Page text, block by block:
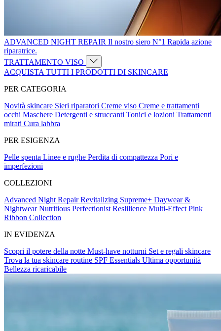
ADVANCED NIGHT REPAIR Il nostro siero N°1 Rapida azione
riparatrice.
TRATTAMENTO VISO
ACQUISTA TUTTI I PRODOTTI DI SKINCARE
PER CATEGORIA
Novità skincare Sieri riparatori Creme viso Creme e trattamenti
occhi Maschere Detergenti e struccanti Tonici e lozioni Trattamenti
mirati Cura labbra
PER ESIGENZA
Pelle spenta Linee e rughe Perdita di compattezza Pori e
imperfezioni
COLLEZIONI
Advanced Night RepairRevitalizing Supreme+ Daywear &
NightwearNutritious Perfectionist Reslilience Multi-Effect Pink
Ribbon Collection
IN EVIDENZA
Scopri il potere della notte Must-have notturni Set e regali skincare
Trova la tua skincare routine SPF Essentials Ultima opportunità
Bellezza ricaricabile